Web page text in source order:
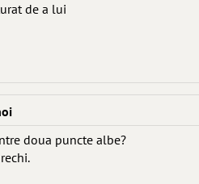
de a lui
doua puncte albe?